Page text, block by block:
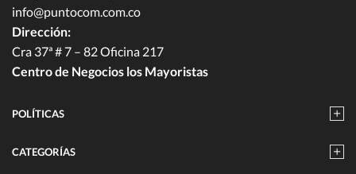
info@puntocom.com.co
Dirección:
Cra 37ª # 7 – 82 Oficina 217
Centro de Negocios los Mayoristas
POLÍTICAS
CATEGORÍAS